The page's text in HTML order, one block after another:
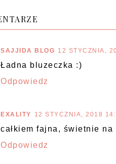
SAJJIDA BLOG 12 STYCZNIA,
Ładna bluzeczka :)
Odpowiedz
EXALITY 12 STYCZNIA, 2018
całkiem fajna, świetnie na
Odpowiedz